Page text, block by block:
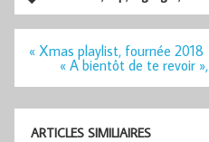
Navigation
« Xmas playlist, fournée 2018
« A bientôt de te revoir
ARTICLES SIMILIAIRES